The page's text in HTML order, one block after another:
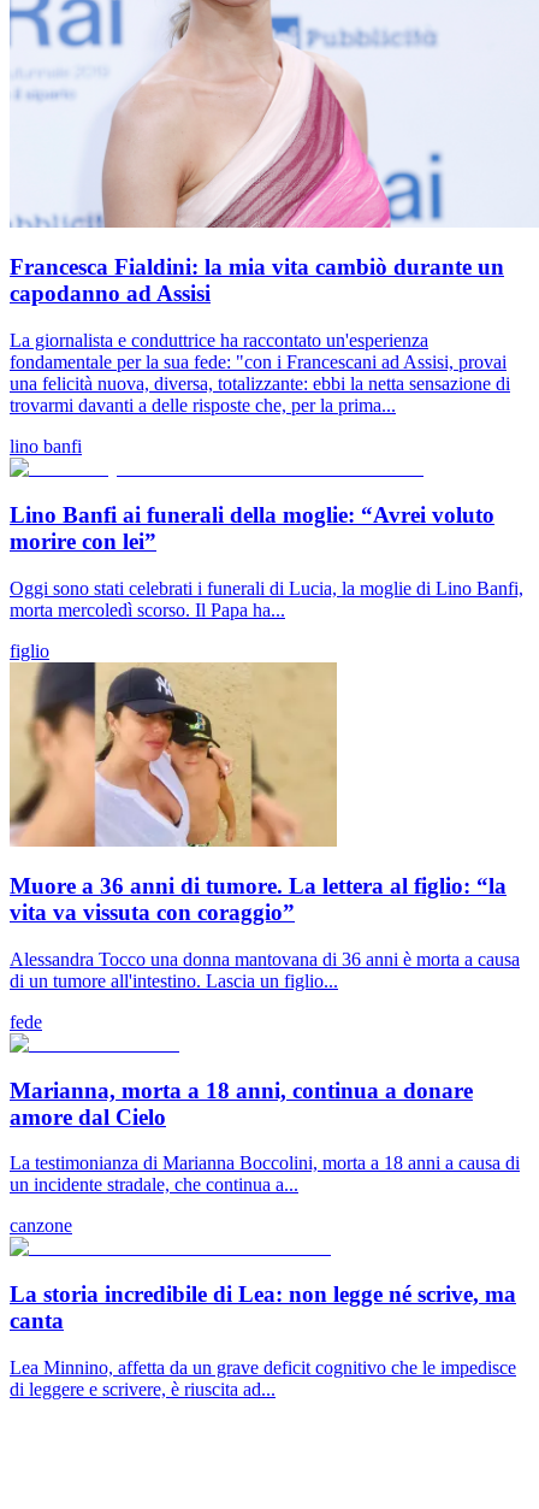
Francesca Fialdini: la mia vita cambiò durante un
capodanno ad Assisi
La giornalista e conduttrice ha raccontato un'esperienza
fondamentale per la sua fede: "con i Francescani ad Assisi, provai
una felicità nuova, diversa, totalizzante: ebbi la netta sensazione di
trovarmi davanti a delle risposte che, per la prima...
lino banfi
Lino Banfi ai funerali della moglie: “Avrei voluto
morire con lei”
Oggi sono stati celebrati i funerali di Lucia, la moglie di Lino Banfi,
morta mercoledì scorso. Il Papa ha...
figlio
Muore a 36 anni di tumore. La lettera al figlio: “la
vita va vissuta con coraggio”
Alessandra Tocco una donna mantovana di 36 anni è morta a causa
di un tumore all'intestino. Lascia un figlio...
fede
Marianna, morta a 18 anni, continua a donare
amore dal Cielo
La testimonianza di Marianna Boccolini, morta a 18 anni a causa di
un incidente stradale, che continua a...
canzone
La storia incredibile di Lea: non legge né scrive, ma
canta
Lea Minnino, affetta da un grave deficit cognitivo che le impedisce
di leggere e scrivere, è riuscita ad...